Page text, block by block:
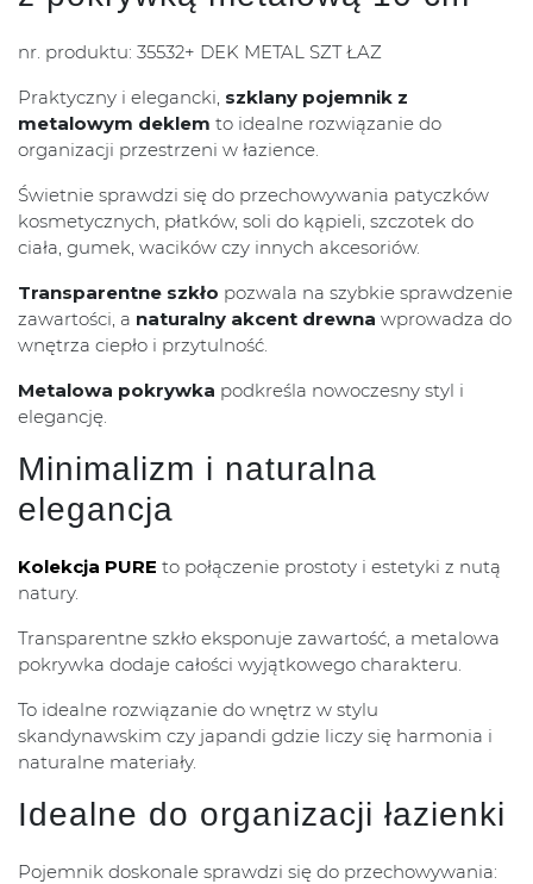
nr. produktu: 35532+ DEK METAL SZT ŁAZ
Praktyczny i elegancki, szklany pojemnik z
metalowym deklem to idealne rozwiązanie do
organizacji przestrzeni w łazience.
Świetnie sprawdzi się do przechowywania patyczków
kosmetycznych, płatków, soli do kąpieli, szczotek do
ciała, gumek, wacików czy innych akcesoriów.
Transparentne szkło pozwala na szybkie sprawdzenie
zawartości, a naturalny akcent drewna wprowadza do
wnętrza ciepło i przytulność.
Metalowa pokrywka podkreśla nowoczesny styl i
elegancję.
Minimalizm i naturalna
elegancja
Kolekcja PURE to połączenie prostoty i estetyki z nutą
natury.
Transparentne szkło eksponuje zawartość, a metalowa
pokrywka dodaje całości wyjątkowego charakteru.
To idealne rozwiązanie do wnętrz w stylu
skandynawskim czy japandi gdzie liczy się harmonia i
naturalne materiały.
Idealne do organizacji łazienki
Pojemnik doskonale sprawdzi się do przechowywania: